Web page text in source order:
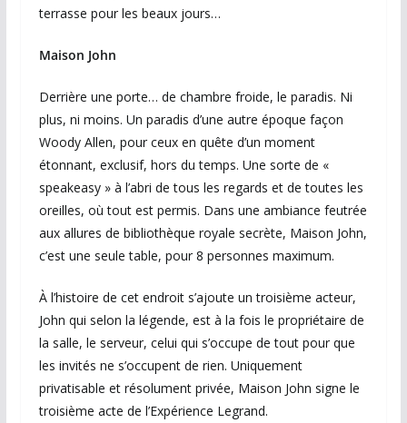
terrasse pour les beaux jours…
Maison John
Derrière une porte… de chambre froide, le paradis. Ni
plus, ni moins. Un paradis d’une autre époque façon
Woody Allen, pour ceux en quête d’un moment
étonnant, exclusif, hors du temps. Une sorte de «
speakeasy » à l’abri de tous les regards et de toutes les
oreilles, où tout est permis. Dans une ambiance feutrée
aux allures de bibliothèque royale secrète, Maison John,
c’est une seule table, pour 8 personnes maximum.
À l’histoire de cet endroit s’ajoute un troisième acteur,
John qui selon la légende, est à la fois le propriétaire de
la salle, le serveur, celui qui s’occupe de tout pour que
les invités ne s’occupent de rien. Uniquement
privatisable et résolument privée, Maison John signe le
troisième acte de l’Expérience Legrand.